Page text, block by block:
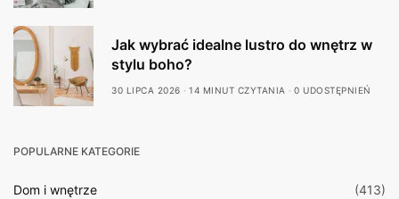
Jak wybrać idealne lustro do wnętrz w
stylu boho?
30 LIPCA 2026 14 MINUT CZYTANIA 0 UDOSTĘPNIEŃ
POPULARNE KATEGORIE
Dom i wnętrze
(413)